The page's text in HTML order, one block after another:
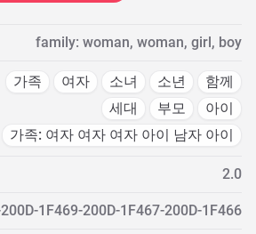
family: woman, woman, girl, boy
가족 여자 소녀 소년
함께
세대
부모
아이
가족: 여자 여자 여자 아이 남자 아이
2.0
1F469-200D-1F467-200D-1F466